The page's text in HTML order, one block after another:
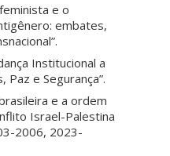
e o
embates,
Institucional a
Paz e Segurança”.
e a ordem
Israel-Palestina
2006, 2023-